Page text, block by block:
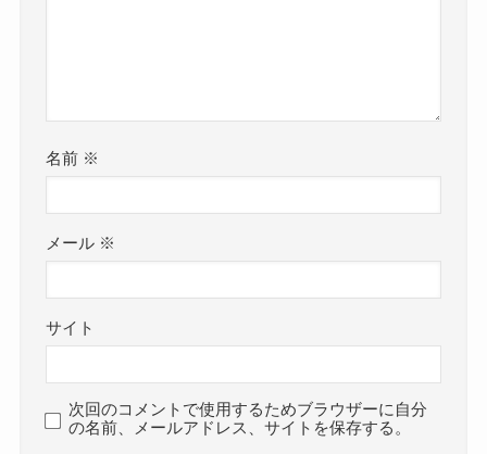
名前 ※
メール ※
サイト
次回のコメントで使用するためブラウザーに自分
の名前、メールアドレス、サイトを保存する。